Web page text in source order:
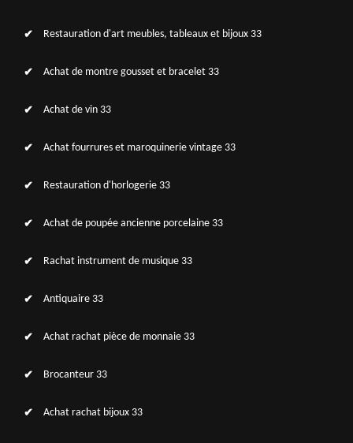
Restauration d'art meubles, tableaux et bijoux 33
Achat de montre gousset et bracelet 33
Achat de vin 33
Achat fourrures et maroquinerie vintage 33
Restauration d'horlogerie 33
Achat de poupée ancienne porcelaine 33
Rachat instrument de musique 33
Antiquaire 33
Achat rachat pièce de monnaie 33
Brocanteur 33
Achat rachat bijoux 33